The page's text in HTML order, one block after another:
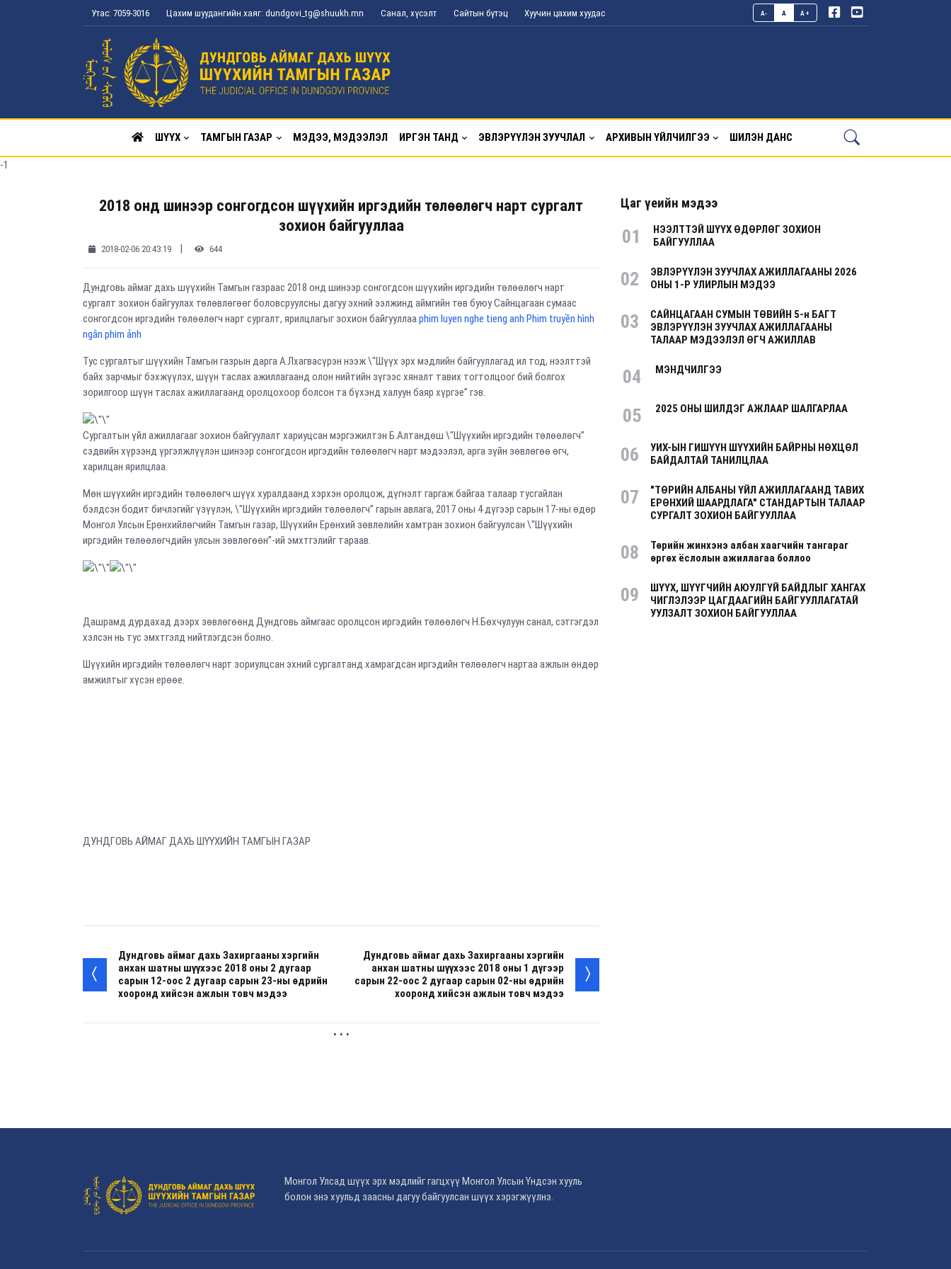
Утас: 7059-3016 Цахим шуудангийн хаяг: dundgovi_tg@shuukh.mn Санал, хүсэлт Сайтын бүтэц Хуучин цахим хуудас A- A A+
ШҮҮХ ТАМГЫН ГАЗАР МЭДЭЭ, МЭДЭЭЛЭЛ ИРГЭН ТАНД ЭВЛЭРҮҮЛЭН ЗУУЧЛАЛ АРХИВЫН ҮЙЛЧИЛГЭЭ ШИЛЭН ДАНС
-1
2018 онд шинээр сонгогдсон шүүхийн иргэдийн төлөөлөгч нарт сургалт
зохион байгууллаа
2018-02-06 20:43:19 | 644
Дундговь аймаг дахь шүүхийн Тамгын газраас 2018 онд шинээр сонгогдсон шүүхийн иргэдийн төлөөлөгч нарт
сургалт зохион байгуулах төлөвлөгөөг боловсруулсны дагуу эхний ээлжинд аймгийн төв буюу Сайнцагаан сумаас
сонгогдсон иргэдийн төлөөлөгч нарт сургалт, ярилцлагыг зохион байгууллаа.phim luyen nghe tieng anh Phim truyền hình
ngắn phim ảnh
Тус сургалтыг шүүхийн Тамгын газрын дарга А.Лхагвасүрэн нээж \"Шүүх эрх мэдлийн байгууллагад ил тод, нээлттэй
байх зарчмыг бэхжүүлэх, шүүн таслах ажиллагаанд олон нийтийн зүгээс хяналт тавих тогтолцоог бий болгох
зорилгоор шүүн таслах ажиллагаанд оролцохоор болсон та бүхэнд халуун баяр хүргэе” гэв.
Сургалтын үйл ажиллагааг зохион байгуулалт хариуцсан мэргэжилтэн Б.Алтандөш \"Шүүхийн иргэдийн төлөөлөгч”
сэдвийн хүрээнд үргэлжлүүлэн шинээр сонгогдсон иргэдийн төлөөлөгч нарт мэдээлэл, арга зүйн зөвлөгөө өгч,
харилцан ярилцлаа.
Мөн шүүхийн иргэдийн төлөөлөгч шүүх хуралдаанд хэрхэн оролцож, дүгнэлт гаргаж байгаа талаар тусгайлан
бэлдсэн бодит бичлэгийг үзүүлэн, \"Шүүхийн иргэдийн төлөөлөгч” гарын авлага, 2017 оны 4 дүгээр сарын 17-ны өдөр
Монгол Улсын Ерөнхийлөгчийн Тамгын газар, Шүүхийн Ерөнхий зөвлөлийн хамтран зохион байгуулсан \"Шүүхийн
иргэдийн төлөөлөгчдийн улсын зөвлөгөөн”-ий эмхтгэлийг тараав.
Дашрамд дурдахад дээрх зөвлөгөөнд Дундговь аймгаас оролцсон иргэдийн төлөөлөгч Н.Бөхчулуун санал, сэтгэгдэл
хэлсэн нь тус эмхтгэлд нийтлэгдсэн болно.
Шүүхийн иргэдийн төлөөлөгч нарт зориулцсан эхний сургалтанд хамрагдсан иргэдийн төлөөлөгч нартаа ажлын өндөр
амжилтыг хүсэн ерөөе.
ДУНДГОВЬ АЙМАГ ДАХЬ ШҮҮХИЙН ТАМГЫН ГАЗАР
Дундговь аймаг дахь Захиргааны хэргийн
анхан шатны шүүхээс 2018 оны 2 дугаар
сарын 12-оос 2 дугаар сарын 23-ны өдрийн
хооронд хийсэн ажлын товч мэдээ
Дундговь аймаг дахь Захиргааны хэргийн
анхан шатны шүүхээс 2018 оны 1 дүгээр
сарын 22-оос 2 дугаар сарын 02-ны өдрийн
хооронд хийсэн ажлын товч мэдээ
. . .
Цаг үеийн мэдээ
01
НЭЭЛТТЭЙ ШҮҮХ ӨДӨРЛӨГ ЗОХИОН
БАЙГУУЛЛАА
02
ЭВЛЭРҮҮЛЭН ЗУУЧЛАХ АЖИЛЛАГААНЫ 2026
ОНЫ 1-Р УЛИРЛЫН МЭДЭЭ
03
САЙНЦАГААН СУМЫН ТӨВИЙН 5-н БАГТ
ЭВЛЭРҮҮЛЭН ЗУУЧЛАХ АЖИЛЛАГААНЫ
ТАЛААР МЭДЭЭЛЭЛ ӨГЧ АЖИЛЛАВ
04 МЭНДЧИЛГЭЭ
05 2025 ОНЫ ШИЛДЭГ АЖЛААР ШАЛГАРЛАА
06
УИХ-ЫН ГИШҮҮН ШҮҮХИЙН БАЙРНЫ НӨХЦӨЛ
БАЙДАЛТАЙ ТАНИЛЦЛАА
07
"ТӨРИЙН АЛБАНЫ ҮЙЛ АЖИЛЛАГААНД ТАВИХ
ЕРӨНХИЙ ШААРДЛАГА" СТАНДАРТЫН ТАЛААР
СУРГАЛТ ЗОХИОН БАЙГУУЛЛАА
08
Төрийн жинхэнэ албан хаагчийн тангараг
өргөх ёслолын ажиллагаа боллоо
09
ШҮҮХ, ШҮҮГЧИЙН АЮУЛГҮЙ БАЙДЛЫГ ХАНГАХ
ЧИГЛЭЛЭЭР ЦАГДААГИЙН БАЙГУУЛЛАГАТАЙ
УУЛЗАЛТ ЗОХИОН БАЙГУУЛЛАА
Монгол Улсад шүүх эрх мэдлийг гагцхүү Монгол Улсын Үндсэн хууль
болон энэ хуульд заасны дагуу байгуулсан шүүх хэрэгжүүлнэ.